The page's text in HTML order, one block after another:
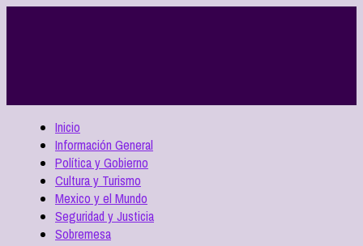
Inicio
Información General
Política y Gobierno
Cultura y Turismo
Mexico y el Mundo
Seguridad y Justicia
Sobremesa